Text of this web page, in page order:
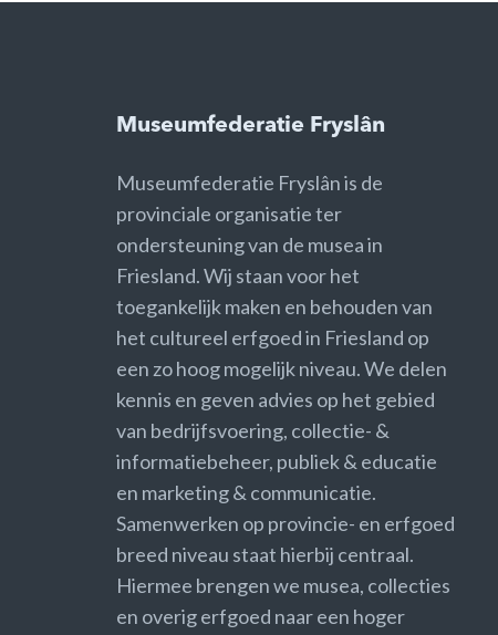
Museumfederatie Fryslân
Museumfederatie Fryslân is de
provinciale organisatie ter
ondersteuning van de musea in
Friesland. Wij staan voor het
toegankelijk maken en behouden van
het cultureel erfgoed in Friesland op
een zo hoog mogelijk niveau. We delen
kennis en geven advies op het gebied
van bedrijfsvoering, collectie- &
informatiebeheer, publiek & educatie
en marketing & communicatie.
Samenwerken op provincie- en erfgoed
breed niveau staat hierbij centraal.
Hiermee brengen we musea, collecties
en overig erfgoed naar een hoger